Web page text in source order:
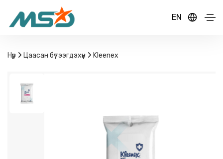
EN
Нүүр Цаасан бүтээгдэхүүн Kleenex